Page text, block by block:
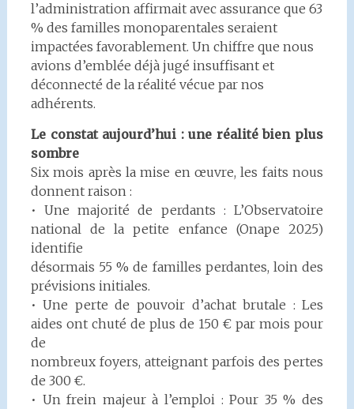
l’administration affirmait avec assurance que 63
% des familles monoparentales seraient
impactées favorablement. Un chiffre que nous
avions d’emblée déjà jugé insuffisant et
déconnecté de la réalité vécue par nos
adhérents.
Le constat aujourd’hui : une réalité bien plus
sombre
Six mois après la mise en œuvre, les faits nous
donnent raison :
• Une majorité de perdants : L’Observatoire
national de la petite enfance (Onape 2025)
identifie
désormais 55 % de familles perdantes, loin des
prévisions initiales.
• Une perte de pouvoir d’achat brutale : Les
aides ont chuté de plus de 150 € par mois pour
de
nombreux foyers, atteignant parfois des pertes
de 300 €.
• Un frein majeur à l’emploi : Pour 35 % des